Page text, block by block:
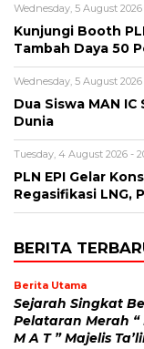
Wednesday, 5 August 2026
Kunjungi Booth
Tambah Daya 50
Wednesday, 5 August
Dua Siswa MAN
Dunia
Tuesday, 4 August 2026 -
PLN EPI Gelar
Regasifikasi LNG,
BERITA
Berita Utama
Sejarah Singkat
Pelataran Merah “
M A T ” Majelis